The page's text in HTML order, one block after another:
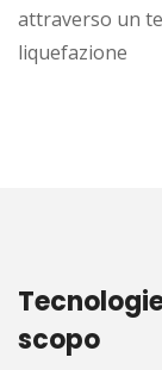
attraverso un
liquefazione
scopo